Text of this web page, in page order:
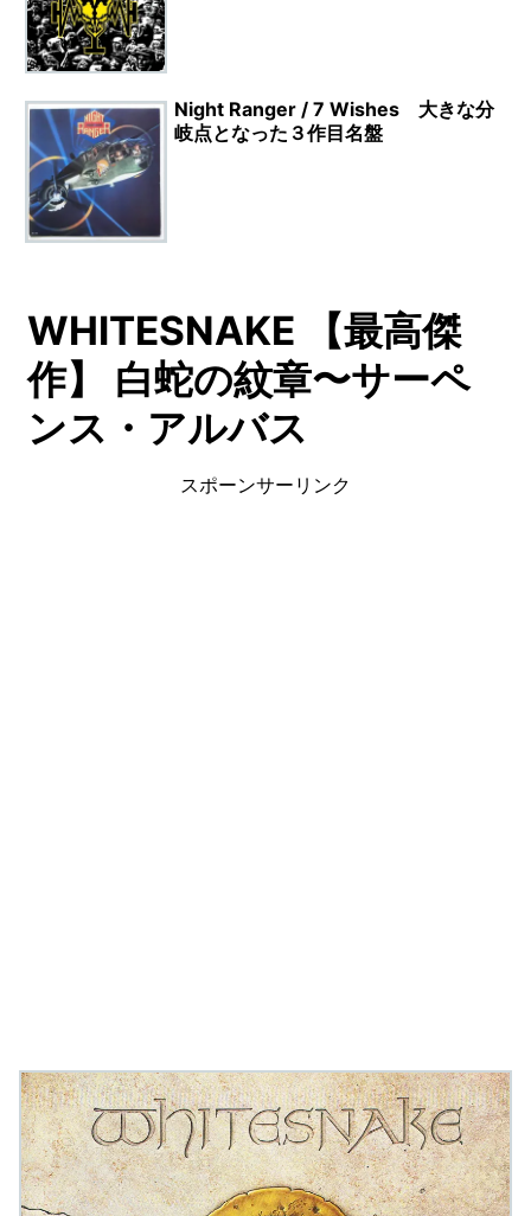
Night Ranger / 7 Wishes 大きな分
岐点となった３作目名盤
WHITESNAKE 【最高傑
作】 白蛇の紋章〜サーペ
ンス・アルバス
スポーンサーリンク